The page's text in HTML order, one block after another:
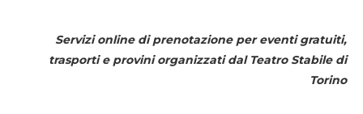
Servizi online di prenotazione per eventi gratuiti,
trasporti e provini organizzati dal Teatro Stabile di
Torino